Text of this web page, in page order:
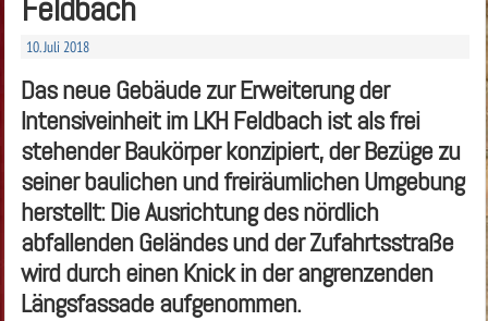
10. Juli 2018
Das neue Gebäude zur Erweiterung der
Intensiveinheit im LKH Feldbach ist als frei
stehender Baukörper konzipiert, der Bezüge zu
seiner baulichen und freiräumlichen Umgebung
herstellt: Die Ausrichtung des nördlich
abfallenden Geländes und der Zufahrtsstraße
wird durch einen Knick in der angrenzenden
Längsfassade aufgenommen.